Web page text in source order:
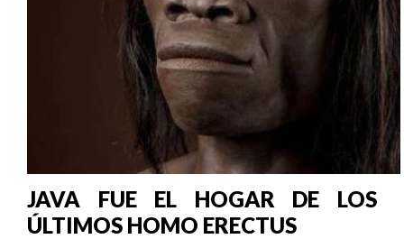
JAVA FUE EL HOGAR DE LOS
ÚLTIMOS HOMO ERECTUS